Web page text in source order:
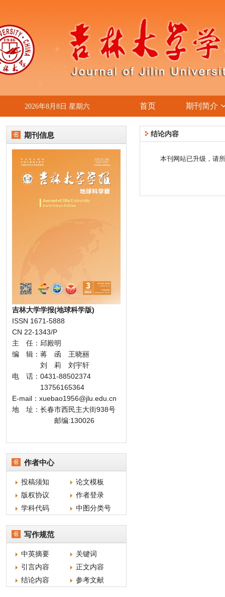
2026年8月8日 星期六 首页 期刊简介
期刊信息
吉林大学学报(地球科学版)
ISSN 1671-5888
CN 22-1343/P
主 任：邱殿明
编 辑：蒋 函 王晓丽
刘 莉 刘宇轩
电 话：0431-88502374
13756165364
E-mail：xuebao1956@jlu.edu.cn
地 址：长春市西民主大街938号
邮编:130026
作者中心
投稿须知
论文模板
版权协议
作者登录
学科代码
中图分类号
写作规范
中英摘要
关键词
引言内容
正文内容
结论内容
参考文献
结论内容
本刊网站已升级， 请